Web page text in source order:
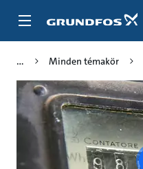
átugrása
Minden témakör